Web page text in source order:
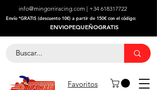
info@mingorriracing.com | +34 618317722
​Envío *GRATIS (descuento 10€) a partir de 150€ con el código:
ENVIOPEQUEÑOGRATIS
Favoritos